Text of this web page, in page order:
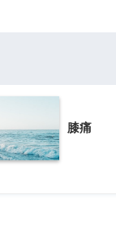
膝痛